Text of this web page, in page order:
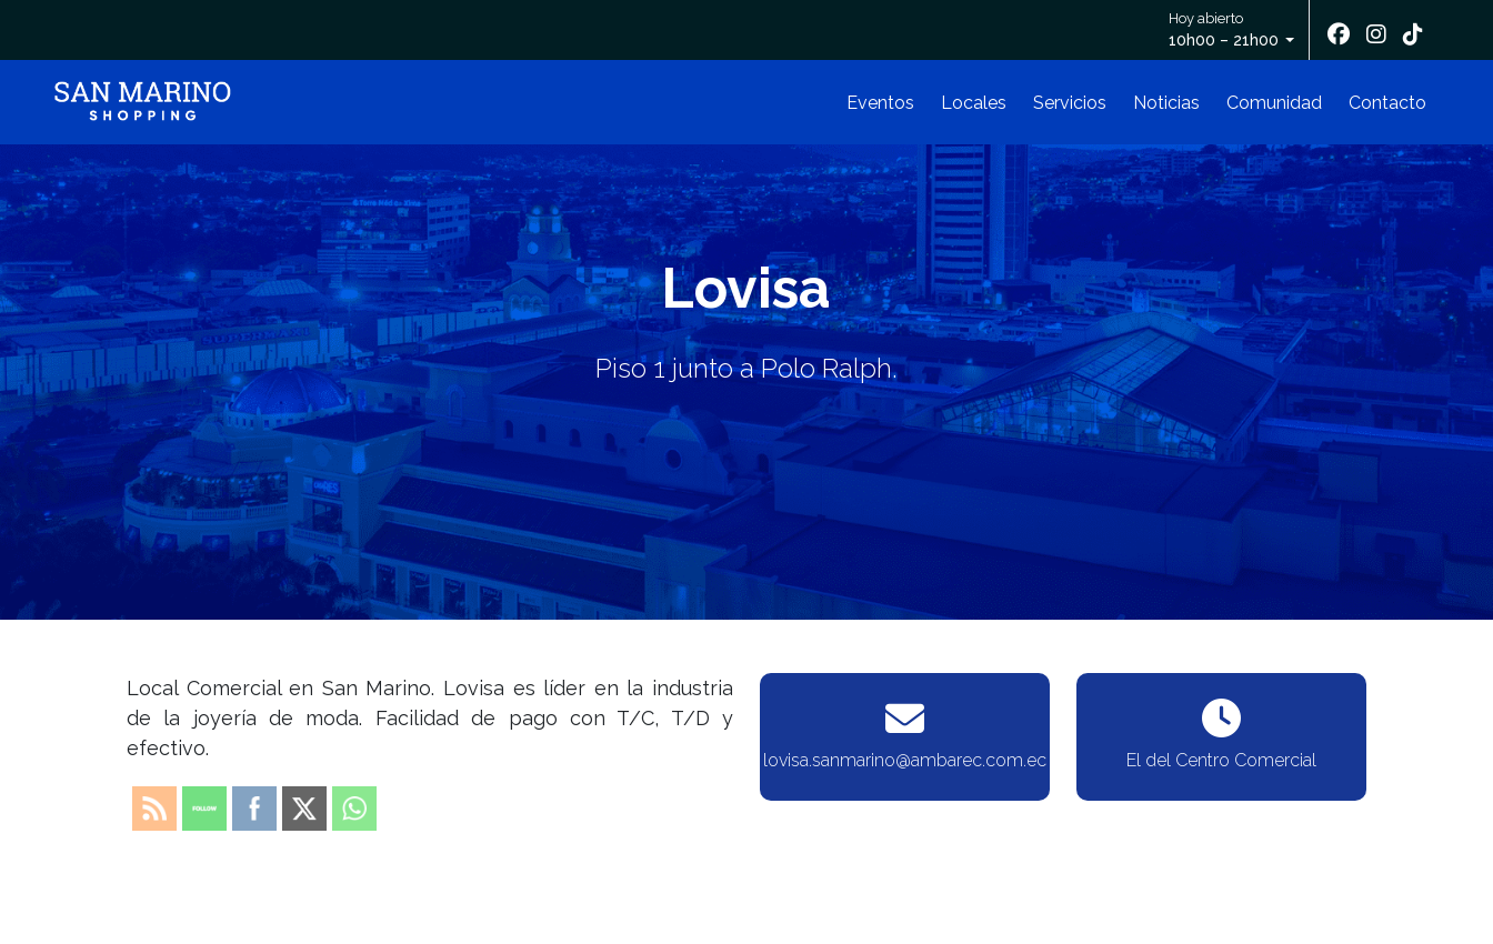
Hoy abierto
10h00 – 21h00
Eventos Locales Servicios Noticias Comunidad Contacto
Lovisa
Piso 1 junto a Polo Ralph.
Local Comercial en San Marino. Lovisa es líder en la industria
de la joyería de moda. Facilidad de pago con T/C, T/D y
efectivo.
lovisa.sanmarino@ambarec.com.ec El del Centro Comercial